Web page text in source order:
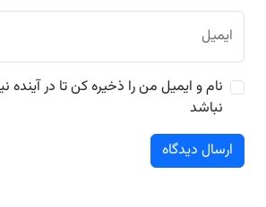
ایمیل
نام و ایمیل من را ذخیره کن تا در آینده
نباشد